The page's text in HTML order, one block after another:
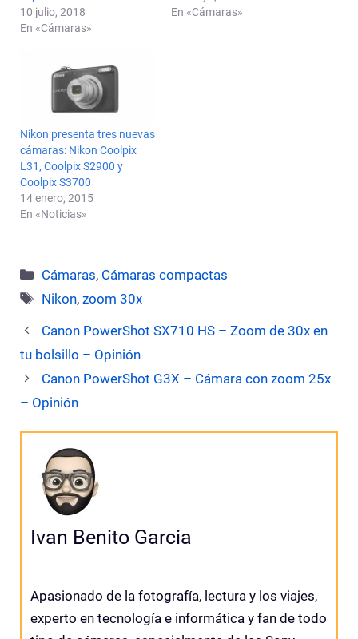
10 julio, 2018
En «Cámaras»
En «Cámaras»
Nikon presenta tres nuevas
cámaras: Nikon Coolpix
L31, Coolpix S2900 y
Coolpix S3700
14 enero, 2015
En «Noticias»
Categorías
Cámaras, Cámaras compactas
Etiquetas
Nikon,zoom 30x
Canon PowerShot SX710 HS – Zoom de 30x en
tu bolsillo – Opinión
Canon PowerShot G3X – Cámara con zoom 25x
– Opinión
Ivan Benito Garcia
Apasionado de la fotografía, lectura y los viajes,
experto en tecnología e informática y fan de todo